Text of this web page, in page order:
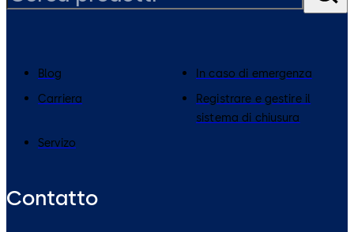
Blog
In caso di emergenza
Carriera
Registrare e gestire il
sistema di chiusura
Servizo
Contatto